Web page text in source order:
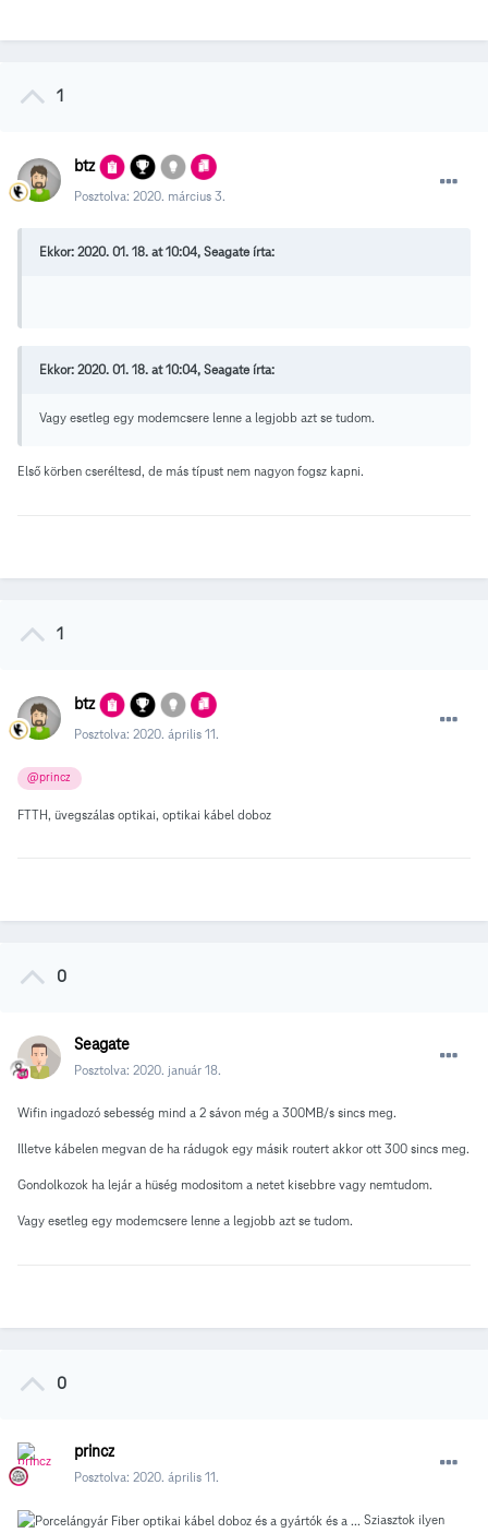
1
btz
Posztolva: 2020. március 3.
Ekkor: 2020. 01. 18. at 10:04, Seagate írta:
Ekkor: 2020. 01. 18. at 10:04, Seagate írta:
Vagy esetleg egy modemcsere lenne a legjobb azt se tudom.
Első körben cseréltesd, de más típust nem nagyon fogsz kapni.
1
btz
Posztolva: 2020. április 11.
@princz
FTTH, üvegszálas optikai, optikai kábel doboz
0
Seagate
Posztolva: 2020. január 18.
Wifin ingadozó sebesség mind a 2 sávon még a 300MB/s sincs meg.
Illetve kábelen megvan de ha rádugok egy másik routert akkor ott 300 sincs meg.
Gondolkozok ha lejár a hüség modositom a netet kisebbre vagy nemtudom.
Vagy esetleg egy modemcsere lenne a legjobb azt se tudom.
0
princz
Posztolva: 2020. április 11.
Sziasztok ilyen